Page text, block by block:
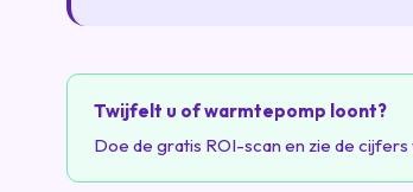
Twijfelt u of warmtepomp loont?
Doe de gratis ROI-scan en zie de